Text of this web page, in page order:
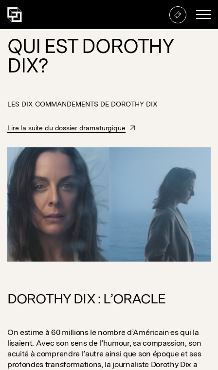
QUI EST DOROTHY
DIX?
LES DIX COMMANDEMENTS DE DOROTHY DIX
Lire la suite du dossier dramaturgique
DOROTHY DIX : L’ORACLE
On estime à 60 millions le nombre d’Américain·es qui la
lisaient. Avec son sens de l’humour, sa compassion, son
acuité à comprendre l’autre ainsi que son époque et ses
profondes transformations, la journaliste Dorothy Dix a